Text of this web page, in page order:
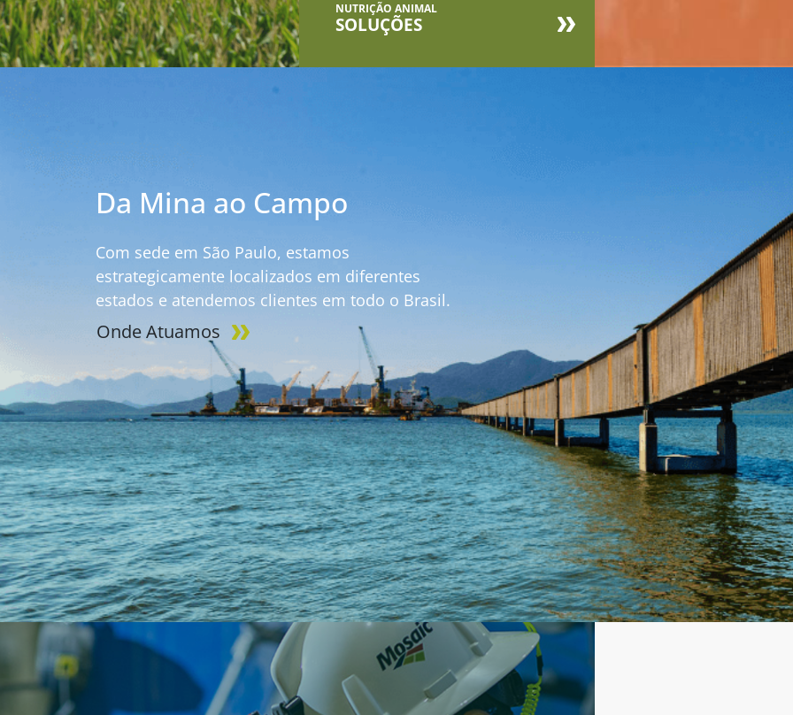
NUTRIÇÃO ANIMAL
SOLUÇÕES
Da Mina ao Campo
Com sede em São Paulo, estamos
estrategicamente localizados em diferentes
estados e atendemos clientes em todo o Brasil.
Onde Atuamos